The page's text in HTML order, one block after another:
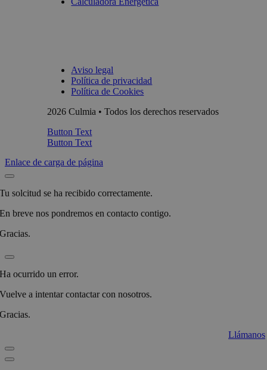
Aviso legal
Política de privacidad
Política de Cookies
2026 Culmia • Todos los derechos reservados
Button Text
Button Text
Enlace de carga de página
Tu solcitud se ha recibido correctamente.
En breve nos pondremos en contacto contigo.
Gracias.
Ha ocurrido un error.
Vuelve a intentar contactar con nosotros.
Gracias.
Llámanos